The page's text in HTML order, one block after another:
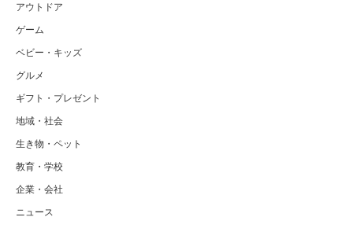
アウトドア
ゲーム
ベビー・キッズ
グルメ
ギフト・プレゼント
地域・社会
生き物・ペット
教育・学校
企業・会社
ニュース